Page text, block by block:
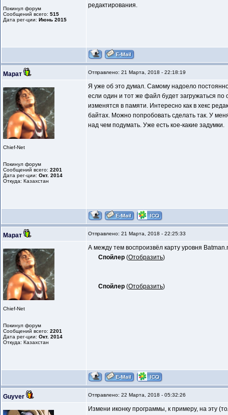
Покинул форум
Сообщений всего: 515
Дата рег-ции: Июнь 2015
редактирования.
Марат Отправлено: 21 Марта, 2018 - 22:18:19
Chief-Net
Покинул форум
Сообщений всего: 2201
Дата рег-ции: Окт. 2014
Откуда: Казахстан
Я уже об это думал. Самому надоело
если один и тот же файл будет загружаться по
изменятся в памяти. Интересно как в хекс
байтах. Можно попробовать сделать так. У
над чем подумать. Уже есть кое-какие задумки.
Марат Отправлено: 21 Марта, 2018 - 22:25:33
Chief-Net
Покинул форум
Сообщений всего: 2201
Дата рег-ции: Окт. 2014
Откуда: Казахстан
А между тем воспроизвёл карту уровня
Спойлер (Отобразить)
Спойлер (Отобразить)
Guyver Отправлено: 22 Марта, 2018 - 05:32:26
Измени иконку программы, к примеру, на эту